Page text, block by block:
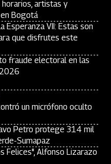
horarios, artistas y
Bogotá
Esperanza VII: Estas son
que disfrutes este
fraude electoral en las
un micrófono oculto
Petro protege 314 mil
Sumapaz
Felices", Alfonso Lizarazo